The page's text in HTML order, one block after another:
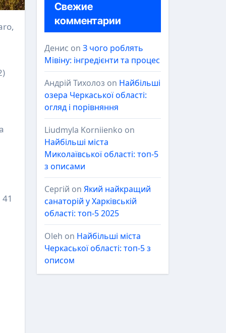
Свежие
комментарии
Денис on З чого роблять
Мівіну: інгредієнти та процес
Андрій Тихолоз on Найбільші
озера Черкаської області:
огляд і порівняння
Liudmyla Korniienko on
Найбільші міста
Миколаївської області: топ-5
з описами
Сергій on Який найкращий
санаторій у Харківській
області: топ-5 2025
Oleh on Найбільші міста
Черкаської області: топ-5 з
описом